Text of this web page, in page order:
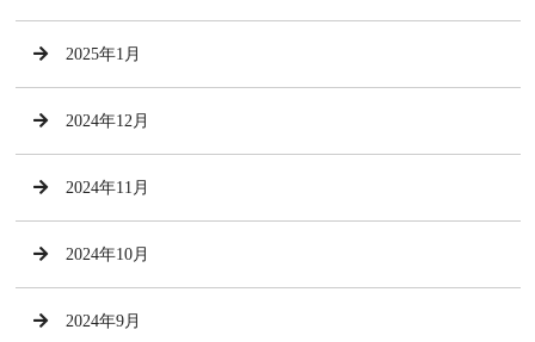
2025年1月
2024年12月
2024年11月
2024年10月
2024年9月